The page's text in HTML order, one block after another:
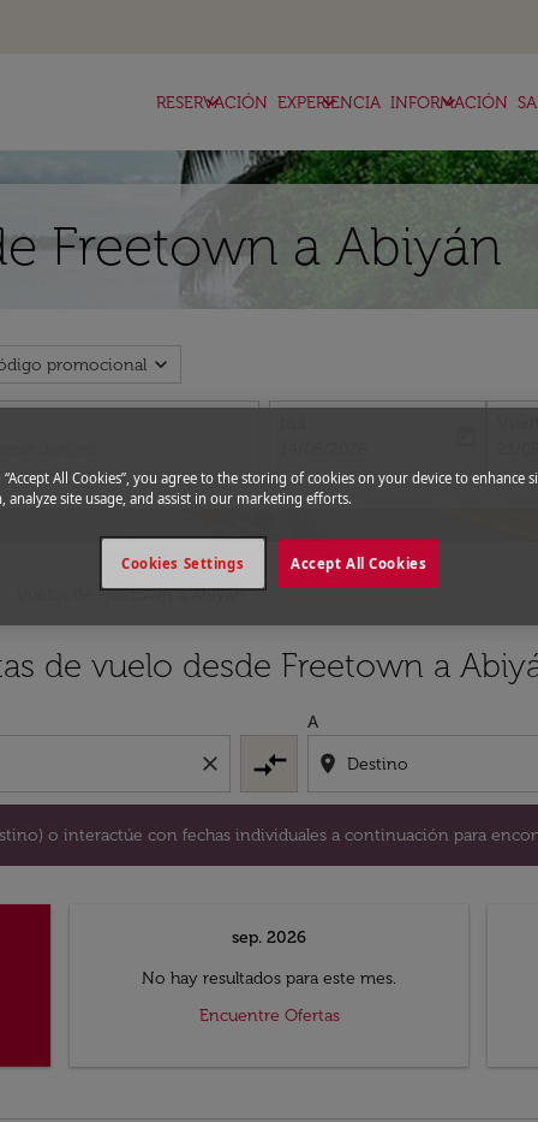
RESERVACIÓN
keyboard_arrow_down EXPERIENCIA
keyboard_arrow_down INFORMACIÓN
keyboard_arrow_down
Freetown a Abiyán
promocional expand_more
fc-
Vuelos de Freetown a Abiyán
de vuelo desde Freetown a
close compare_arrows
A
location_on
o interactúe con fechas individuales a continuación para
destino) o interactúe con fechas individuales a
sep. 2026
No hay resultados para este mes.
Encuentre Ofertas
“Accept All Cookies”, you agree to the storing of cookies on your device to enhance
analyze site usage, and assist in our marketing efforts.
Accept All Cookies
Cookies Settings